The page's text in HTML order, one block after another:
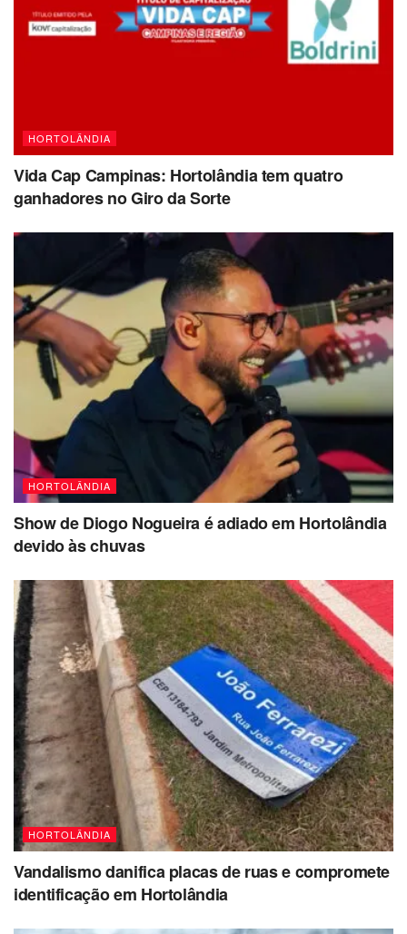
HORTOLÂNDIA
Vida Cap Campinas: Hortolândia tem quatro
ganhadores no Giro da Sorte
HORTOLÂNDIA
Show de Diogo Nogueira é adiado em Hortolândia
devido às chuvas
HORTOLÂNDIA
Vandalismo danifica placas de ruas e compromete
identificação em Hortolândia